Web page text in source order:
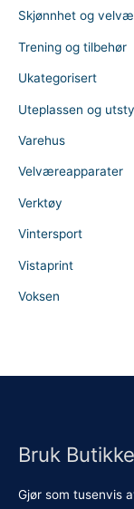
Skjønnhet og
Trening og tilbehør
Ukategorisert
Uteplassen og
Varehus
Velværeapparater
Verktøy
Vintersport
Vistaprint
Voksen
Bruk
Gjør som tusenvis